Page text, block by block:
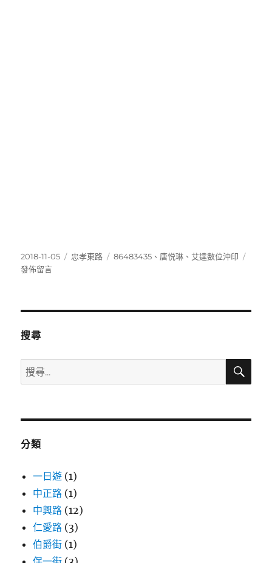
發
佈
2018-11-05
分
忠孝東路
標
86483435 、 唐悦琳 、艾達數位沖印
發佈留言
搜尋
搜
尋
鍵
搜
分類
一日遊 (1)
中正路 (1)
中興路 (12)
仁愛路 (3)
伯爵街 (1)